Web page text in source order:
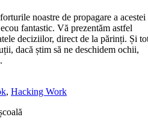
noastre de propagare a acestei
fantastic. Vă prezentăm astfel
deciziilor, direct de la părinți. Și
dacă știm să ne deschidem ochii,
, Hacking Work